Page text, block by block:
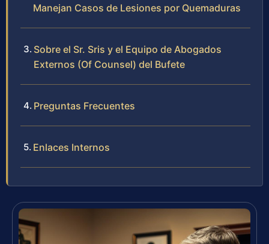
Manejan Casos de Lesiones por Quemaduras
Sobre el Sr. Sris y el Equipo de Abogados
Externos (Of Counsel) del Bufete
Preguntas Frecuentes
Enlaces Internos